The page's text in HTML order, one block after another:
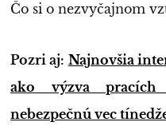
Čo si o nezvyčajnom
Pozri aj: Najnovšia
ako výzva pracích
nebezpečnú vec